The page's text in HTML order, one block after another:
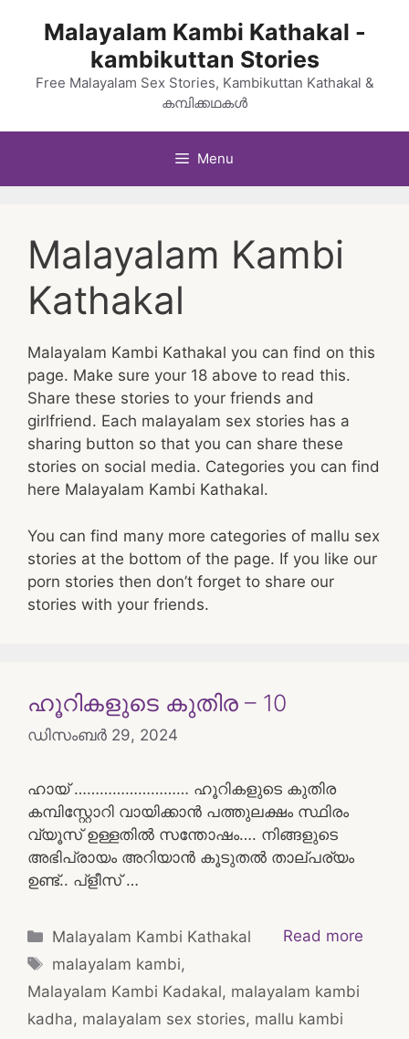
Malayalam Kambi Kathakal -
kambikuttan Stories
Free Malayalam Sex Stories, Kambikuttan Kathakal &
കമ്പിക്കഥകൾ
Menu
Malayalam Kambi
Kathakal
Malayalam Kambi Kathakal you can find on this
page. Make sure your 18 above to read this.
Share these stories to your friends and
girlfriend. Each malayalam sex stories has a
sharing button so that you can share these
stories on social media. Categories you can find
here Malayalam Kambi Kathakal.
You can find many more categories of mallu sex
stories at the bottom of the page. If you like our
porn stories then don’t forget to share our
stories with your friends.
ഹൂറികളുടെ കുതിര – 10
ഡിസംബർ 29, 2024
ഹായ് ……………………… ഹൂറികളുടെ കുതിര
കമ്പിസ്റ്റോറി വായിക്കാൻ പത്തുലക്ഷം സ്ഥിരം
വ്യൂസ് ഉള്ളതിൽ സന്തോഷം…. നിങ്ങളുടെ
അഭിപ്രായം അറിയാൻ കൂടുതൽ താല്പര്യം
ഉണ്ട്.. പ്ളീസ് …
Read more
Categories
Malayalam Kambi Kathakal
Tags
malayalam kambi,
Malayalam Kambi Kadakal, malayalam kambi
kadha, malayalam sex stories, mallu kambi